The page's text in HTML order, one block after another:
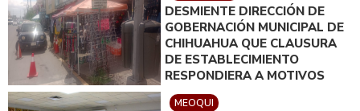
DESMIENTE DIRECCIÓN DE
GOBERNACIÓN MUNICIPAL DE
CHIHUAHUA QUE CLAUSURA
DE ESTABLECIMIENTO
RESPONDIERA A MOTIVOS
POLÍTICOS
MEOQUI